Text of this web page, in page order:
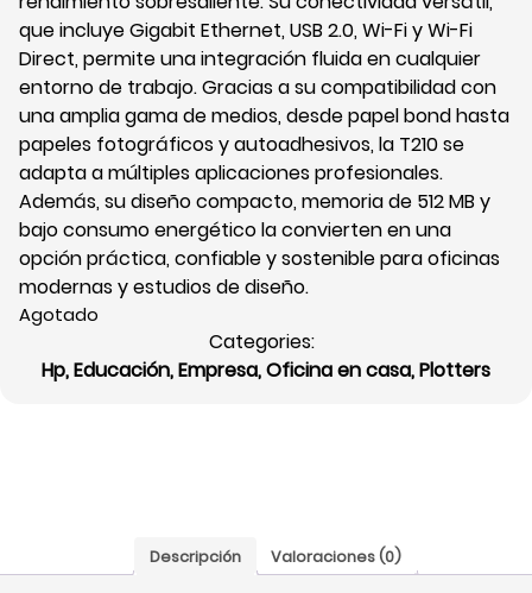
que incluye Gigabit Ethernet, USB 2.0, Wi-Fi y Wi-Fi
Direct, permite una integración fluida en cualquier
entorno de trabajo. Gracias a su compatibilidad con
una amplia gama de medios, desde papel bond hasta
papeles fotográficos y autoadhesivos, la T210 se
adapta a múltiples aplicaciones profesionales.
Además, su diseño compacto, memoria de 512 MB y
bajo consumo energético la convierten en una
opción práctica, confiable y sostenible para oficinas
modernas y estudios de diseño.
Agotado
Categories:
Hp,Educación,Empresa,Oficina en casa,Plotters
Descripción Valoraciones (0)